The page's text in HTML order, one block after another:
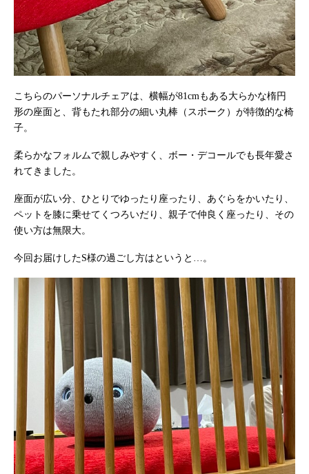
こちらのパーソナルチェアは、横幅が81cmもある大らかな楕円
形の座面と、背もたれ部分の細い丸棒（スポーク）が特徴的な椅
子。
柔らかなフォルムで親しみやすく、ボー・デコールでも長年愛さ
れてきました。
座面が広い分、ひとりでゆったり座ったり、あぐらをかいたり、
ペットを膝に乗せてくつろいだり、親子で仲良く座ったり、その
使い方は無限大。
今回お届けしたS様の過ごし方はというと…。